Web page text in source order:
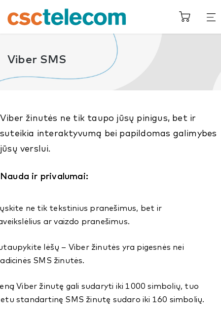
Viber SMS
Viber žinutės ne tik taupo jūsų pinigus, bet ir
suteikia interaktyvumą bei papildomas galimybes
jūsų verslui.
Nauda ir privalumai:
ne tik tekstinius pranešimus, bet ir
ar vaizdo pranešimus.
lėšų – Viber žinutės yra pigesnės nei
SMS žinutės.
Viber žinutę gali sudaryti iki 1000 simbolių, tuo
standartinę SMS žinutę sudaro iki 160 simbolių.